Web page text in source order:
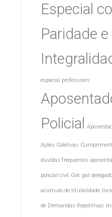
Especial
Paridade e
especial professores
Policial
Ações Coletivas
duvidas frequentes
policial civil Gat gat
acúmulo de titularidade
de Demandas Repetitivas